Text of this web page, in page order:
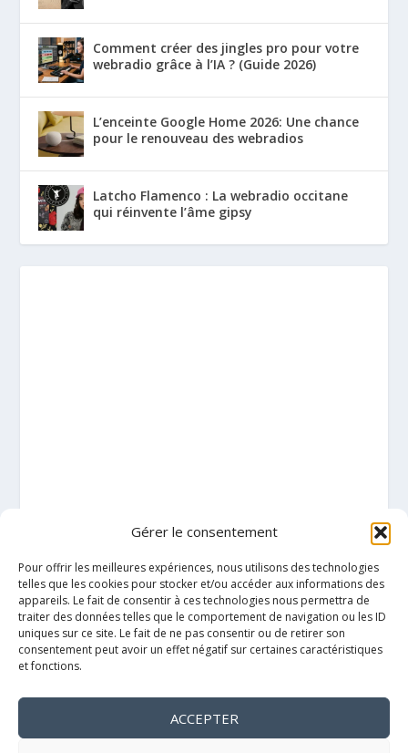
Gérer le consentement
Pour offrir les meilleures expériences, nous utilisons des technologies
telles que les cookies pour stocker et/ou accéder aux informations des
appareils. Le fait de consentir à ces technologies nous permettra de
traiter des données telles que le comportement de navigation ou les ID
uniques sur ce site. Le fait de ne pas consentir ou de retirer son
consentement peut avoir un effet négatif sur certaines caractéristiques
et fonctions.
ACCEPTER
Comment créer des jingles pro pour votre
webradio grâce à l’IA ? (Guide 2026)
L’enceinte Google Home 2026: Une chance
pour le renouveau des webradios
Latcho Flamenco : La webradio occitane
qui réinvente l’âme gipsy
Mentions légales